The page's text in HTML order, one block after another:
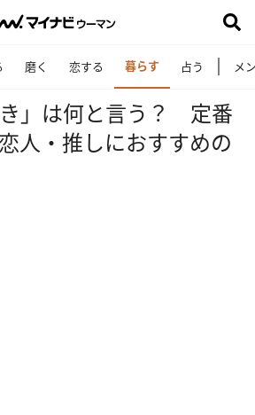
磨く 恋する 暮らす 占う メ
」は何と言う？ 定番
人・推しにおすすめの